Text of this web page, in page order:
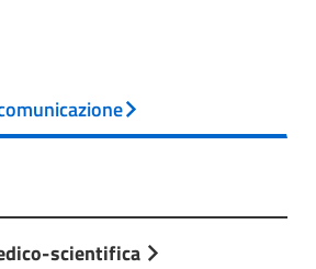
scientifica